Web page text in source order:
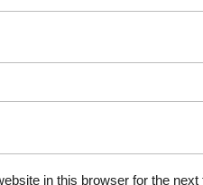
in this browser for the